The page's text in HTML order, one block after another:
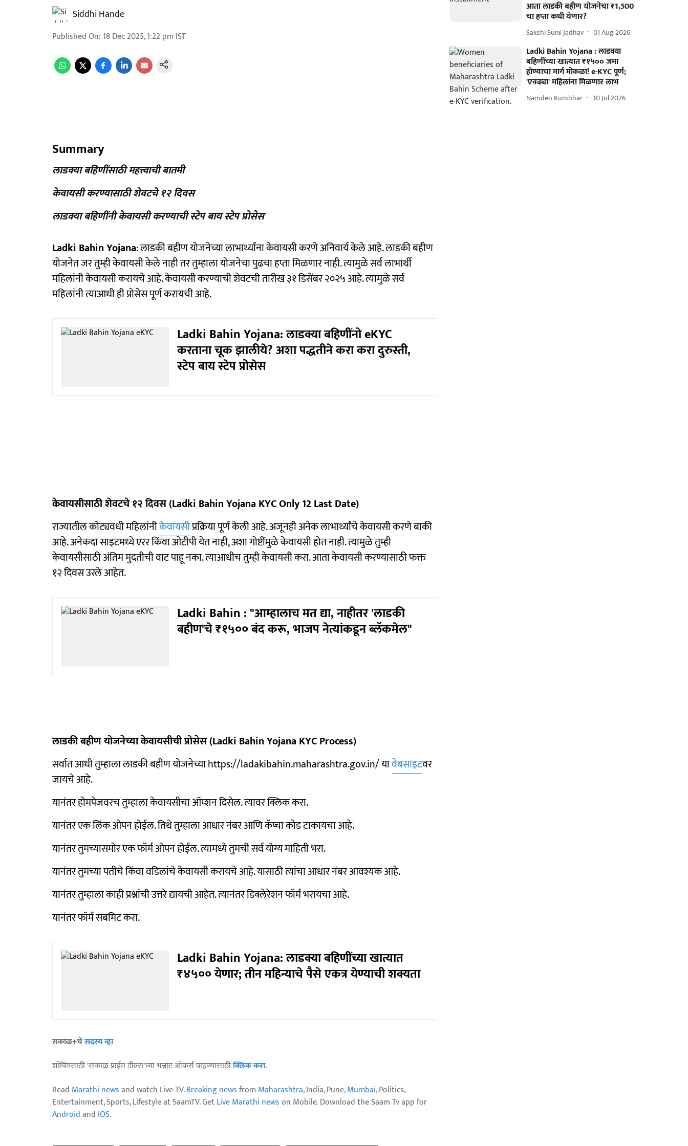
Siddhi Hande
Published On: 18 Dec 2025, 1:22 pm IST
Summary
लाडक्या बहिणींसाठी महत्त्वाची बातमी
केवायसी करण्यासाठी शेवटचे १२ दिवस
लाडक्या बहिणींनी केवायसी करण्याची स्टेप बाय स्टेप प्रोसेस
Ladki Bahin Yojana: लाडकी बहीण योजनेच्या लाभार्थ्यांना केवायसी करणे अनिवार्य केले आहे. लाडकी बहीण
योजनेत जर तुम्ही केवायसी केले नाही तर तुम्हाला योजनेचा पुढचा हप्ता मिळणार नाही. त्यामुळे सर्व लाभार्थी
महिलांनी केवायसी करायचे आहे. केवायसी करण्याची शेवटची तारीख ३१ डिसेंबर २०२५ आहे. त्यामुळे सर्व
महिलांनी त्याआधी ही प्रोसेस पूर्ण करायची आहे.
Ladki Bahin Yojana: लाडक्या बहिणींनो eKYC
करताना चूक झालीये? अशा पद्धतीने करा करा दुरुस्ती,
स्टेप बाय स्टेप प्रोसेस
केवायसीसाठी शेवटचे १२ दिवस (Ladki Bahin Yojana KYC Only 12 Last Date)
राज्यातील कोट्यवधी महिलांनीकेवायसीप्रक्रिया पूर्ण केली आहे. अजूनही अनेक लाभार्थ्यांचे केवायसी करणे बाकी
आहे. अनेकदा साइटमध्ये एरर किंवा ओटीपी येत नाही, अशा गोष्टींमुळे केवायसी होत नाही. त्यामुळे तुम्ही
केवायसीसाठी अंतिम मुदतीची वाट पाहू नका. त्याआधीच तुम्ही केवायसी करा. आता केवायसी करण्यासाठी फक्त
१२ दिवस उरले आहेत.
Ladki Bahin : "आम्हालाच मत द्या, नाहीतर 'लाडकी
बहीण'चे ₹१५०० बंद करू, भाजप नेत्यांकडून ब्लॅकमेल"
लाडकी बहीण योजनेच्या केवायसीची प्रोसेस (Ladki Bahin Yojana KYC Process)
सर्वात आधी तुम्हाला लाडकी बहीण योजनेच्या https://ladakibahin.maharashtra.gov.in/ यावेबसाइटवर
जायचे आहे.
यानंतर होमपेजवरच तुम्हाला केवायसीचा ऑप्शन दिसेल. त्यावर क्लिक करा.
यानंतर एक लिंक ओपन होईल. तिथे तुम्हाला आधार नंबर आणि कॅप्चा कोड टाकायचा आहे.
यानंतर तुमच्यासमोर एक फॉर्म ओपन होईल. त्यामध्ये तुमची सर्व योग्य माहिती भरा.
यानंतर तुमच्या पतीचे किंवा वडिलांचे केवायसी करायचे आहे. यासाठी त्यांचा आधार नंबर आवश्यक आहे.
यानंतर तुम्हाला काही प्रश्नांची उत्तरे द्यायची आहेत. त्यानंतर डिक्लेरेशन फॉर्म भरायचा आहे.
यानंतर फॉर्म सबमिट करा.
Ladki Bahin Yojana: लाडक्या बहि‍णींच्या खात्यात
₹४५०० येणार; तीन महिन्याचे पैसे एकत्र येण्याची शक्यता
सकाळ+चेसदस्य व्हा
शॉपिंगसाठी 'सकाळ प्राईम डील्स'च्या भन्नाट ऑफर्स पाहण्यासाठीक्लिक करा.
Read Marathi newsand watch Live TV.Breaking newsfrom Maharashtra, India, Pune,Mumbai, Politics,
Entertainment, Sports, Lifestyle at SaamTV. GetLive Marathi newson Mobile. Download the Saam Tv app for
Androidand IOS.
आता लाडकी बहीण योजनेचा ₹1,500
चा हप्ता कधी येणार?
Sakshi Sunil Jadhav 01 Aug 2026
Ladki Bahin Yojana : लाडक्या
बहिणींच्या खात्यात ₹१५०० जमा
होण्याचा मार्ग मोकळा! e-KYC पूर्ण;
'एवढ्या' महिलांना मिळणार लाभ
Namdeo Kumbhar 30 Jul 2026